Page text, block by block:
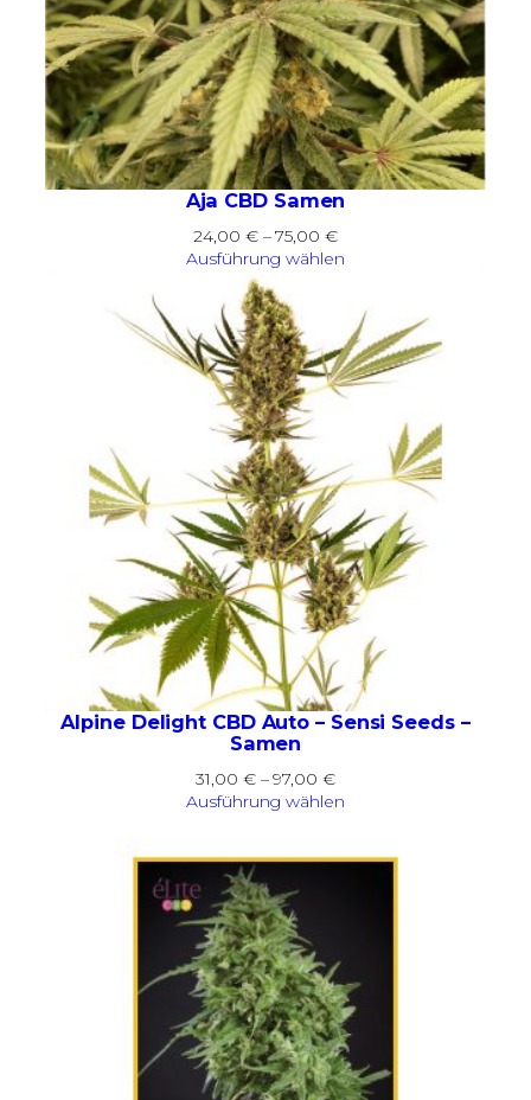
Aja CBD Samen
24,00 € –75,00 €Preisspanne:
24,00 €
Ausführung wählen
Alpine Delight CBD Auto – Sensi Seeds –
Samen
31,00 € –97,00 €Preisspanne:
31,00 €
Ausführung wählen